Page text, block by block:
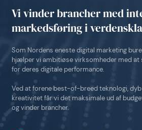
Vi vinder brancher med
markedsføring i
Som Nordens eneste digital marketing
hjælper vi ambitiøse virksomheder med
for deres digitale performance.
Ved at forene best-of-breed teknologi,
kreativitet får vi det maksimale ud af
og vinder brancher.